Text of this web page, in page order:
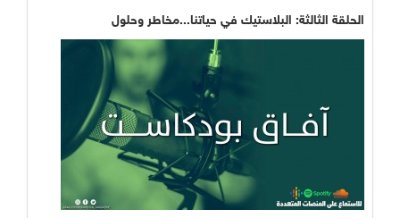
الحلقة الثالثة: البلاستيك في حياتنا...مخاطر وحلول